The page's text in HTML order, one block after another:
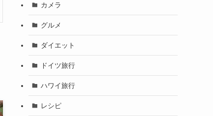
カメラ
グルメ
ダイエット
ドイツ旅行
ハワイ旅行
レシピ